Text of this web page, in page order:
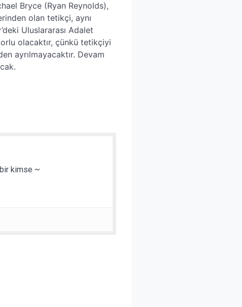
Bryce (Ryan Reynolds),
olan tetikçi, aynı
Uluslararası Adalet
olacaktır, çünkü tetikçiyi
ayrılmayacaktır. Devam
kimse ~